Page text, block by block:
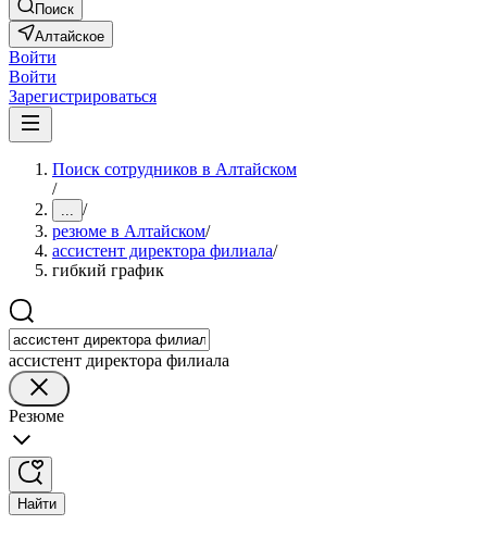
Поиск
Алтайское
Войти
Войти
Зарегистрироваться
Поиск сотрудников в Алтайском
/
... /
резюме в Алтайском/
ассистент директора филиала/
гибкий график
ассистент директора филиала
Резюме
Найти